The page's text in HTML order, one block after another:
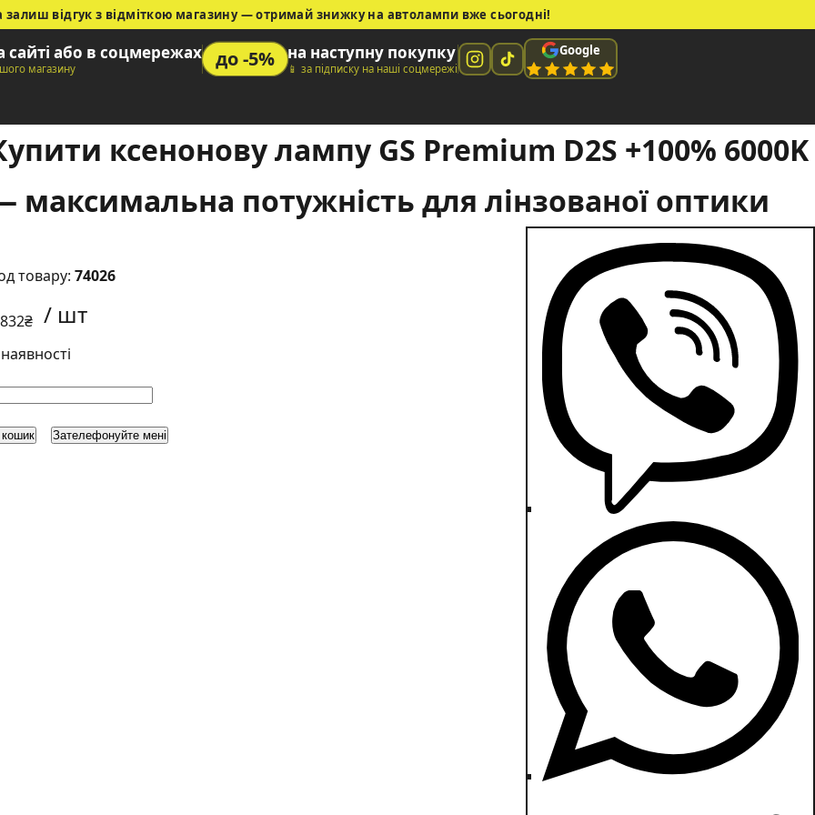
залиш відгук з відміткою магазину — отримай знижку на автолампи вже сьогодні!
сайті або в соцмережах
магазину до -5% на наступну покупку
📱 за підписку на наші соцмережі
Google
ксенонову лампу GS Premium D2S +100% 6000K
максимальна потужність для лінзованої оптики
74026
₴
Зателефонуйте мені